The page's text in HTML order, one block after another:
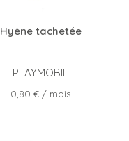
Hyène tachetée
PLAYMOBIL
Prix
0,80 € / mois